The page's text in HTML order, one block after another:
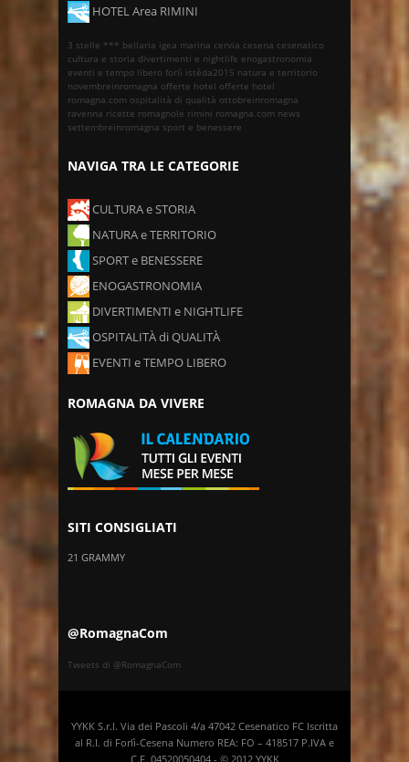
HOTEL Area RIMINI
3 stelle *** bellaria igea marina cervia cesena cesenatico
cultura e storia divertimenti e nightlife enogastronomia
eventi e tempo libero forlì istêda2015 natura e territorio
novembreinromagna offerte hotel offerte hotel
romagna.com ospitalità di qualità ottobreinromagna
ravenna ricette romagnole rimini romagna.com news
settembreinromagna sport e benessere
NAVIGA TRA LE CATEGORIE
CULTURA e STORIA
NATURA e TERRITORIO
SPORT e BENESSERE
ENOGASTRONOMIA
DIVERTIMENTI e NIGHTLIFE
OSPITALITÀ di QUALITÀ
EVENTI e TEMPO LIBERO
ROMAGNA DA VIVERE
SITI CONSIGLIATI
21 GRAMMY
@RomagnaCom
Tweets di @RomagnaCom
YYKK S.r.l. Via dei Pascoli 4/a 47042 Cesenatico FC Iscritta
al R.I. di Forlì-Cesena Numero REA: FO – 418517 P.IVA e
C.F. 04520050404 - © 2012 YYKK